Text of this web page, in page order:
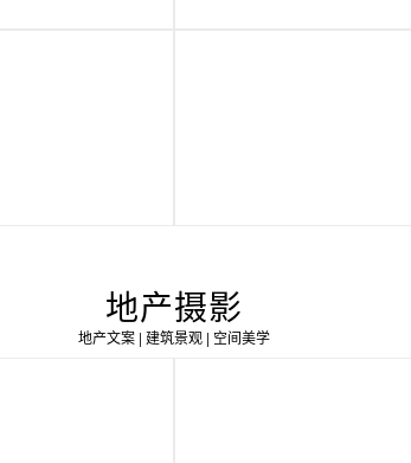
地产摄影
地产文案 | 建筑景观 | 空间美学